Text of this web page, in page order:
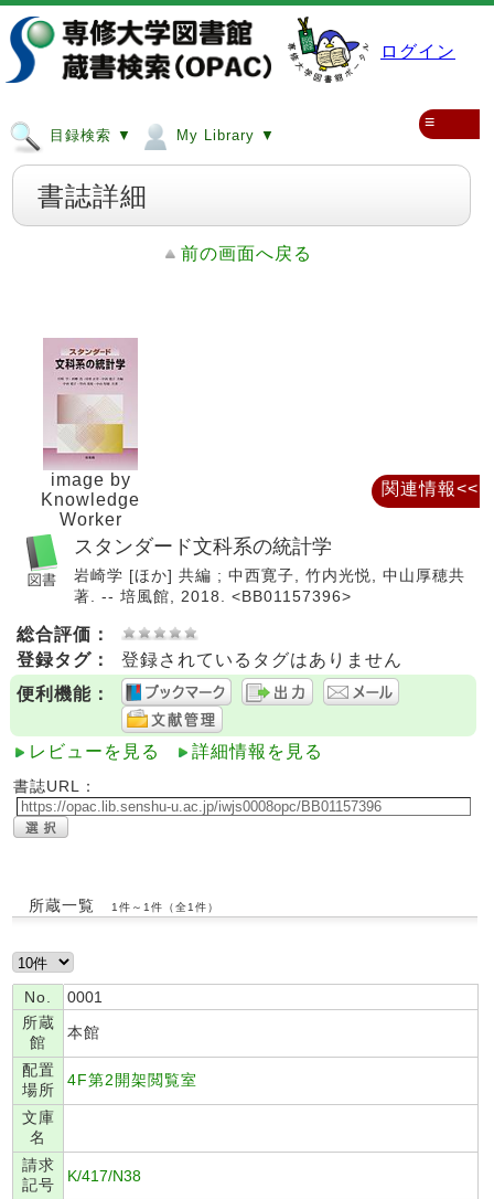
ログイン
目録検索 ▼ My Library ▼
≡
書誌詳細
前の画面へ戻る
image by
Knowledge
Worker
スタンダード文科系の統計学
岩崎学 [ほか] 共編 ; 中西寛子, 竹内光悦, 中山厚穂共
著. -- 培風館, 2018. <BB01157396>
総合評価：
登録タグ：
登録されているタグはありません
便利機能：
レビューを見る 詳細情報を見る
書誌URL：
所蔵一覧 1件～1件（全1件）
No.
0001
所蔵
館
本館
配置
場所
4F第2開架閲覧室
文庫
名
請求
記号
K/417/N38
関連情報<<